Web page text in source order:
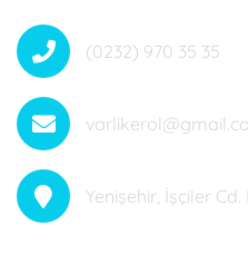
(0232) 970 35 35
Yenişehir, İşçiler